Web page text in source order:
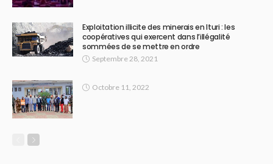
Exploitation illicite des minerais en Ituri : les
coopératives qui exercent dans l’illégalité
sommées de se mettre en ordre
Septembre 28, 2021
Octobre 11, 2022